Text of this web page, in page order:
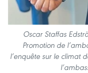
Oscar Staffas
Promotion de
l’enquête sur le climat